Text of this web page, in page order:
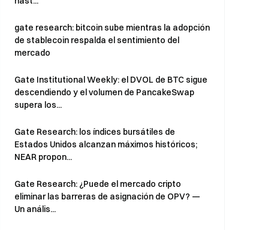
gate research: bitcoin sube mientras la adopción
de stablecoin respalda el sentimiento del
mercado
Gate Institutional Weekly: el DVOL de BTC sigue
descendiendo y el volumen de PancakeSwap
supera los...
Gate Research: los índices bursátiles de
Estados Unidos alcanzan máximos históricos;
NEAR propon...
Gate Research: ¿Puede el mercado cripto
eliminar las barreras de asignación de OPV? —
Un anális...